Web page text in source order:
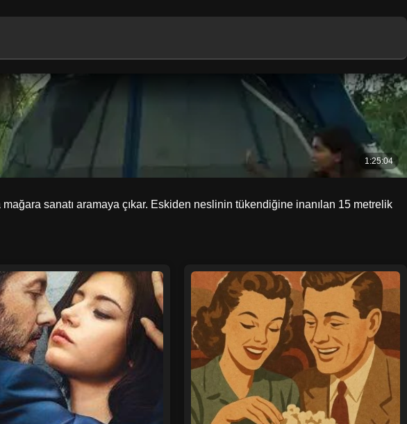
sanatı aramaya çıkar. Eskiden neslinin tükendiğine inanılan 15 metrelik